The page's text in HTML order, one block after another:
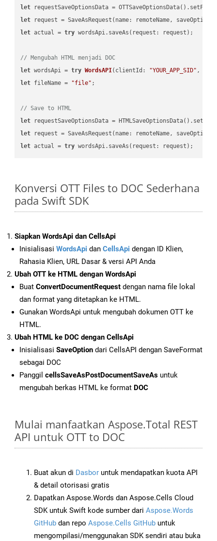
let requestSaveOptionsData =
let request = SaveAsRequest(name: remoteName,
let actual = try wordsApi.saveAs(request: request);
// Mengubah HTML menjadi DOC
let wordsApi = try WordsAPI( clientId: "YOUR_APP_SID" ,
let fileName = "file" ;
// Save to HTML
let requestSaveOptionsData =
let request = SaveAsRequest(name: remoteName,
let actual = try
Konversi OTT Files to DOC Sederhana
pada Swift SDK
Siapkan WordsApi dan CellsApi
Inisialisasi WordsApi dan CellsApi dengan ID Klien,
Rahasia Klien, URL Dasar & versi API Anda
Ubah OTT ke HTML dengan WordsApi
Buat ConvertDocumentRequest dengan nama file lokal
dan format yang ditetapkan ke HTML.
Gunakan WordsApi untuk mengubah dokumen OTT ke
HTML.
Ubah HTML ke DOC dengan CellsApi
Inisialisasi SaveOption dari CellsAPI dengan SaveFormat
sebagai DOC
Panggil cellsSaveAsPostDocumentSaveAs untuk
mengubah berkas HTML ke format DOC
Mulai manfaatkan Aspose.Total REST
API untuk OTT to DOC
Buat akun di Dasbor untuk mendapatkan kuota API
& detail otorisasi gratis
Dapatkan Aspose.Words dan Aspose.Cells Cloud
SDK untuk Swift kode sumber dari Aspose.Words
GitHub dan repo Aspose.Cells GitHub untuk
mengompilasi/menggunakan SDK sendiri atau buka